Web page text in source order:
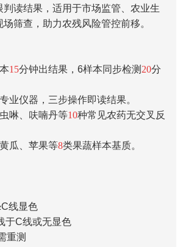
判读结果，适用于市场监管、农业生
筛查，助力农残风险管控前移。
15分钟出结果，6样本同步检测 20分
业仪器，三步操作即读结果。
啉、呋喃丹等10种常见农药无交叉反
瓜、苹果等8类果蔬样本基质。
线显色
于C线或无显色
重测